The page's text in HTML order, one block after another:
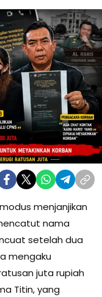
menjanjikan
nama
setelah dua
mengaku
juta rupiah
Titin, yang